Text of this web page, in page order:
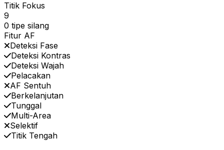
Titik Fokus
9
0 tipe silang
Fitur AF
Deteksi Fase
Deteksi Kontras
Deteksi Wajah
Pelacakan
AF Sentuh
Berkelanjutan
Tunggal
Multi-Area
Selektif
Titik Tengah